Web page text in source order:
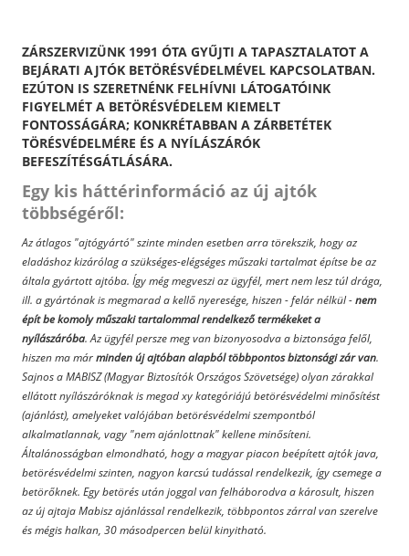
ZÁRSZERVIZÜNK 1991 ÓTA GYŰJTI A TAPASZTALATOT A
BEJÁRATI AJTÓK BETÖRÉSVÉDELMÉVEL KAPCSOLATBAN.
EZÚTON IS SZERETNÉNK FELHÍVNI LÁTOGATÓINK
FIGYELMÉT A BETÖRÉSVÉDELEM KIEMELT
FONTOSSÁGÁRA; KONKRÉTABBAN A ZÁRBETÉTEK
TÖRÉSVÉDELMÉRE ÉS A NYÍLÁSZÁRÓK
BEFESZÍTÉSGÁTLÁSÁRA.
Egy kis háttérinformáció az új ajtók
többségéről:
Az átlagos "ajtógyártó" szinte minden esetben arra törekszik, hogy az
eladáshoz kizárólag a szükséges-elégséges műszaki tartalmat építse be az
általa gyártott ajtóba. Így még megveszi az ügyfél, mert nem lesz túl drága,
ill. a gyártónak is megmarad a kellő nyeresége, hiszen - felár nélkül -nem
épít be komoly műszaki tartalommal rendelkező termékeket a
nyílászáróba. Az ügyfél persze meg van bizonyosodva a biztonsága felől,
hiszen ma márminden új ajtóban alapból többpontos biztonsági zár van.
Sajnos a MABISZ (Magyar Biztosítók Országos Szövetsége) olyan zárakkal
ellátott nyílászáróknak is megad xy kategóriájú betörésvédelmi minősítést
(ajánlást), amelyeket valójában betörésvédelmi szempontból
alkalmatlannak, vagy "nem ajánlottnak" kellene minősíteni.
Általánosságban elmondható, hogy a magyar piacon beépített ajtók java,
betörésvédelmi szinten, nagyon karcsú tudással rendelkezik, így csemege a
betörőknek. Egy betörés után joggal van felháborodva a károsult, hiszen
az új ajtaja Mabisz ajánlással rendelkezik, többpontos zárral van szerelve
és mégis halkan, 30 másodpercen belül kinyitható.